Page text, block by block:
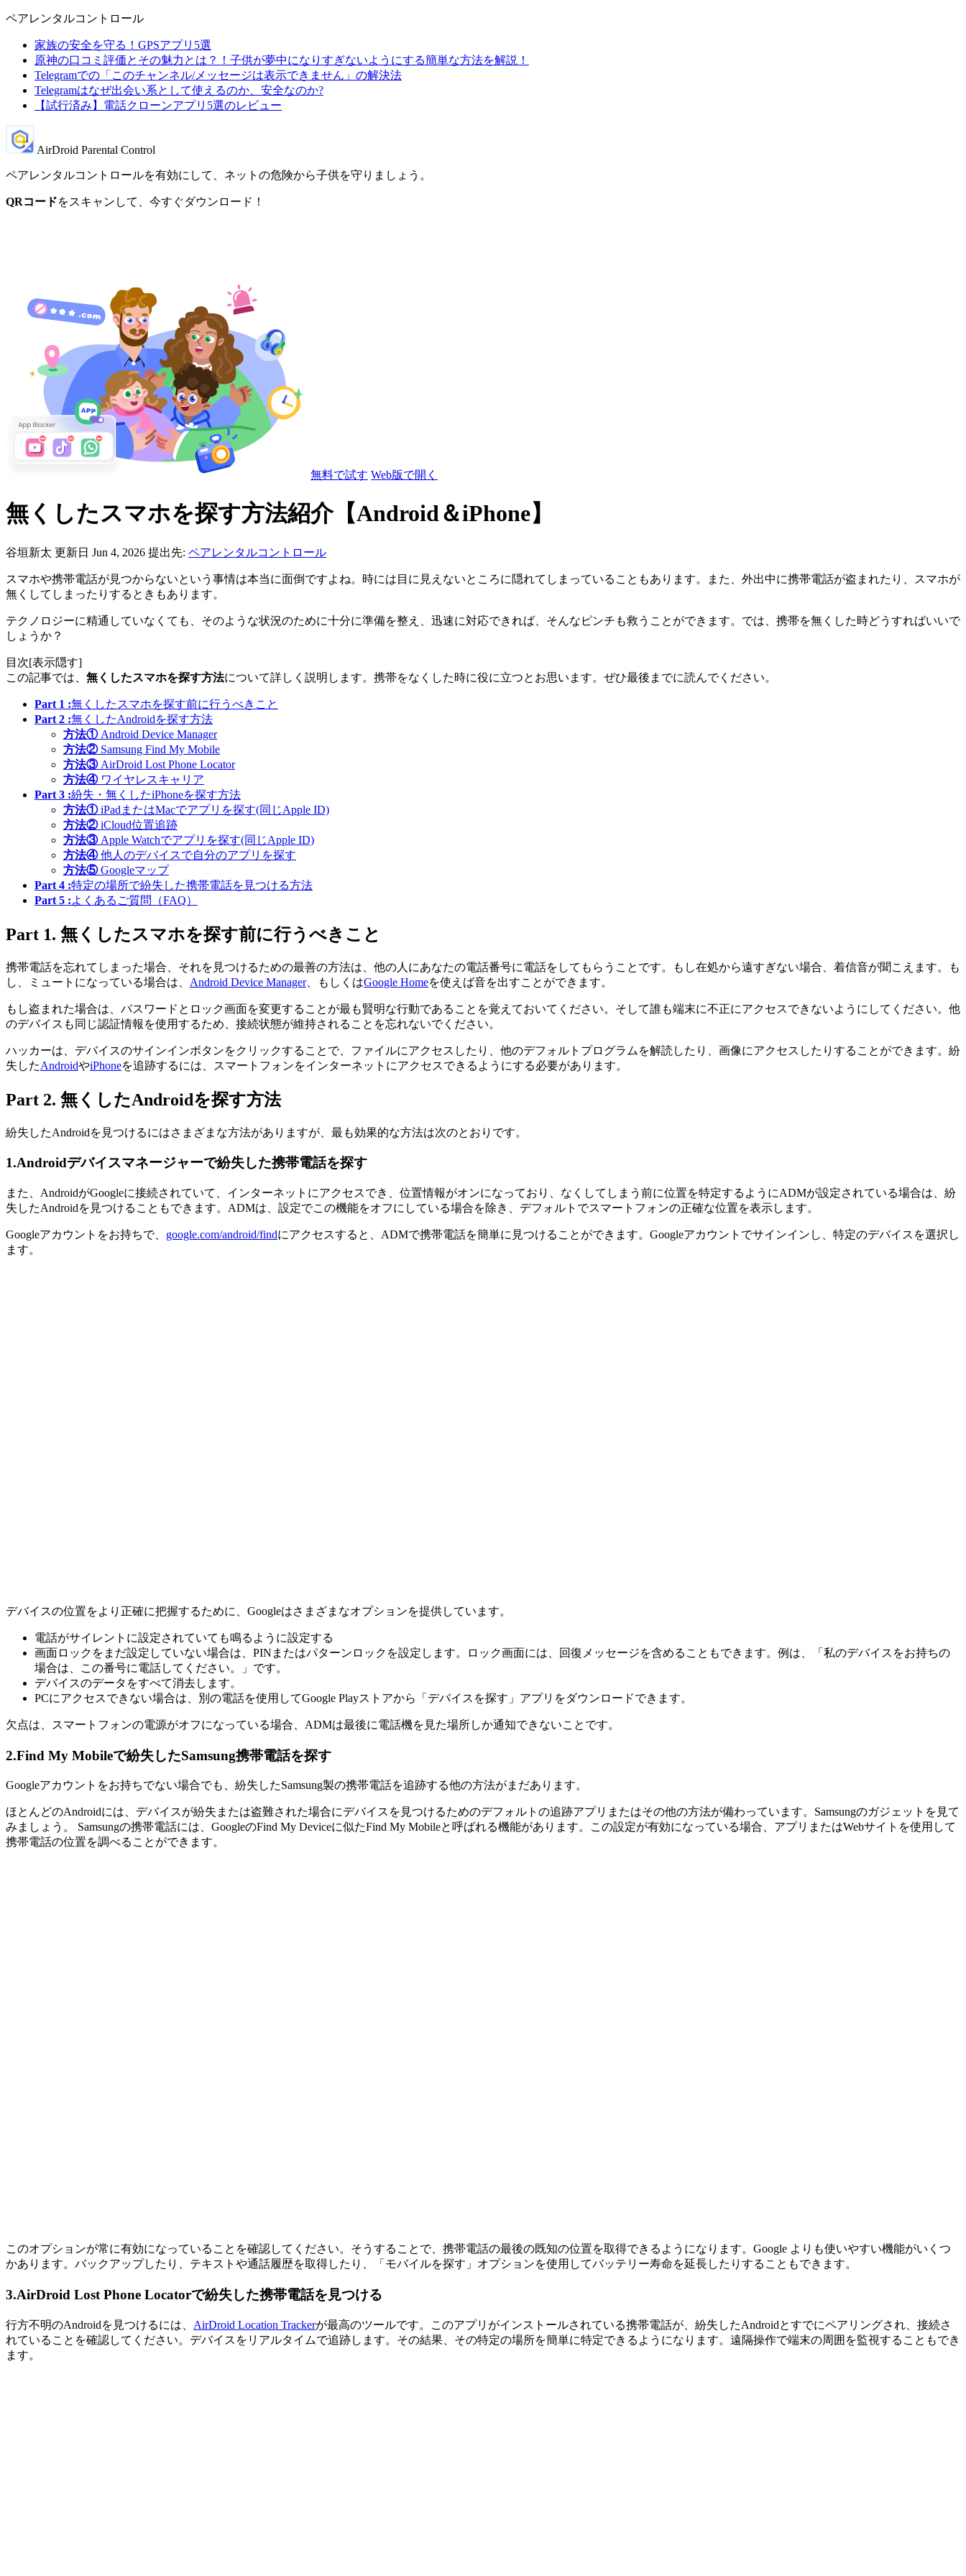
ペアレンタルコントロール
家族の安全を守る！GPSアプリ5選
原神の口コミ評価とその魅力とは？！子供が夢中になりすぎないようにする簡単な方法を解説！
Telegramでの「このチャンネル/メッセージは表示できません」の解決法
Telegramはなぜ出会い系として使えるのか、安全なのか?
【試行済み】電話クローンアプリ5選のレビュー
AirDroid Parental Control
ペアレンタルコントロールを有効にして、ネットの危険から子供を守りましょう。
QRコードをスキャンして、今すぐダウンロード！
無料で試す Web版で開く
無くしたスマホを探す方法紹介【Android＆iPhone】
谷垣新太 更新日 Jun 4, 2026 提出先: ペアレンタルコントロール
スマホや携帯電話が見つからないという事情は本当に面倒ですよね。時には目に見えないところに隠れてしまっていることもあります。また、外出中に携帯電話が盗まれたり、スマホが
無くしてしまったりするときもあります。
テクノロジーに精通していなくても、そのような状況のために十分に準備を整え、迅速に対応できれば、そんなピンチも救うことができます。では、携帯を無くした時どうすればいいで
しょうか？
目次[表示隠す]
この記事では、 無くしたスマホを探す方法について詳しく説明します。携帯をなくした時に役に立つとお思います。ぜひ最後までに読んでください。
Part 1 :無くしたスマホを探す前に行うべきこと
Part 2 :無くしたAndroidを探す方法
方法①Android Device Manager
方法②Samsung Find My Mobile
方法③AirDroid Lost Phone Locator
方法④ワイヤレスキャリア
Part 3 :紛失・無くしたiPhoneを探す方法
方法①iPadまたはMacでアプリを探す(同じApple ID)
方法②iCloud位置追跡
方法③Apple Watchでアプリを探す(同じApple ID)
方法④他人のデバイスで自分のアプリを探す
方法⑤Googleマップ
Part 4 :特定の場所で紛失した携帯電話を見つける方法
Part 5 :よくあるご質問（FAQ）
Part 1. 無くしたスマホを探す前に行うべきこと
携帯電話を忘れてしまった場合、それを見つけるための最善の方法は、他の人にあなたの電話番号に電話をしてもらうことです。もし在処から遠すぎない場合、着信音が聞こえます。も
し、ミュートになっている場合は、 Android Device Manager、もしくはGoogle Homeを使えば音を出すことができます。
もし盗まれた場合は、パスワードとロック画面を変更することが最も賢明な行動であることを覚えておいてください。そして誰も端末に不正にアクセスできないようにしてください。他
のデバイスも同じ認証情報を使用するため、接続状態が維持されることを忘れないでください。
ハッカーは、デバイスのサインインボタンをクリックすることで、ファイルにアクセスしたり、他のデフォルトプログラムを解読したり、画像にアクセスしたりすることができます。紛
失したAndroidやiPhoneを追跡するには、スマートフォンをインターネットにアクセスできるようにする必要があります。
Part 2. 無くしたAndroidを探す方法
紛失したAndroidを見つけるにはさまざまな方法がありますが、最も効果的な方法は次のとおりです。
1.Androidデバイスマネージャーで紛失した携帯電話を探す
また、AndroidがGoogleに接続されていて、インターネットにアクセスでき、位置情報がオンになっており、なくしてしまう前に位置を特定するようにADMが設定されている場合は、紛
失したAndroidを見つけることもできます。ADMは、設定でこの機能をオフにしている場合を除き、デフォルトでスマートフォンの正確な位置を表示します。
Googleアカウントをお持ちで、 google.com/android/findにアクセスすると、ADMで携帯電話を簡単に見つけることができます。Googleアカウントでサインインし、特定のデバイスを選択し
ます。
デバイスの位置をより正確に把握するために、Googleはさまざまなオプションを提供しています。
電話がサイレントに設定されていても鳴るように設定する
画面ロックをまだ設定していない場合は、PINまたはパターンロックを設定します。ロック画面には、回復メッセージを含めることもできます。例は、「私のデバイスをお持ちの
場合は、この番号に電話してください。」です。
デバイスのデータをすべて消去します。
PCにアクセスできない場合は、別の電話を使用してGoogle Playストアから「デバイスを探す」アプリをダウンロードできます。
欠点は、スマートフォンの電源がオフになっている場合、ADMは最後に電話機を見た場所しか通知できないことです。
2.Find My Mobileで紛失したSamsung携帯電話を探す
Googleアカウントをお持ちでない場合でも、紛失したSamsung製の携帯電話を追跡する他の方法がまだあります。
ほとんどのAndroidには、デバイスが紛失または盗難された場合にデバイスを見つけるためのデフォルトの追跡アプリまたはその他の方法が備わっています。Samsungのガジェットを見て
みましょう。 Samsungの携帯電話には、GoogleのFind My Deviceに似たFind My Mobileと呼ばれる機能があります。この設定が有効になっている場合、アプリまたはWebサイトを使用して
携帯電話の位置を調べることができます。
このオプションが常に有効になっていることを確認してください。そうすることで、携帯電話の最後の既知の位置を取得できるようになります。Google よりも使いやすい機能がいくつ
かあります。バックアップしたり、テキストや通話履歴を取得したり、「モバイルを探す」オプションを使用してバッテリー寿命を延長したりすることもできます。
3.AirDroid Lost Phone Locatorで紛失した携帯電話を見つける
行方不明のAndroidを見つけるには、 AirDroid Location Trackerが最高のツールです。このアプリがインストールされている携帯電話が、紛失したAndroidとすでにペアリングされ、接続さ
れていることを確認してください。デバイスをリアルタイムで追跡します。その結果、その特定の場所を簡単に特定できるようになります。遠隔操作で端末の周囲を監視することもでき
ます。